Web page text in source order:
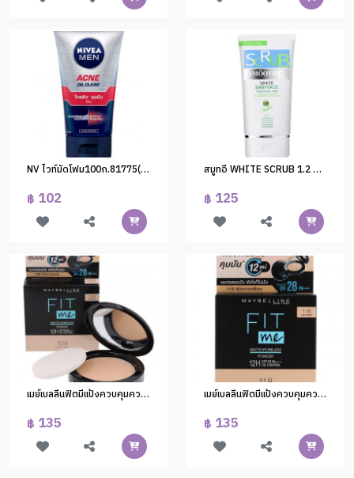
NV ไวท์มัดโฟม100ก.81775(1*24)
฿ 102
สมูทอี WHITE SCRUB 1.2 OZ.
฿ 125
เมย์เบลลีนฟิตมีแป้งควบคุมความมัน#109 6g. (1*6)
฿ 135
เมย์เบลลีนฟิตมีแป้งควบคุมความมัน#118
฿ 135